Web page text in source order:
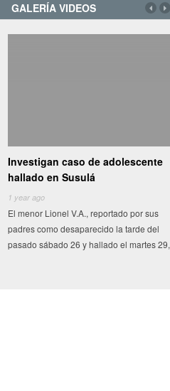
GALERÍA VIDEOS
Investigan caso de adolescente
hallado en Susulá
1 year ago
El menor Lionel V.A., reportado por sus
padres como desaparecido la tarde del
pasado sábado 26 y hallado el martes 29,